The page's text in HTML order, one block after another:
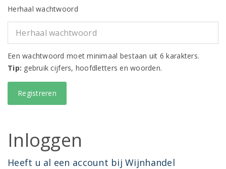
Herhaal wachtwoord
Een wachtwoord moet minimaal bestaan uit 6 karakters.
Tip: gebruik cijfers, hoofdletters en woorden.
Inloggen
Heeft u al een account bij Wijnhandel